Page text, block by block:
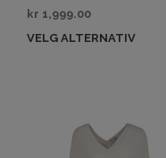
kr 1,999.00
VELG ALTERNATIV